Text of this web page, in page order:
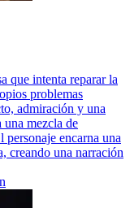
que intenta reparar la
problemas
admiración y una
mezcla de
encarna una
creando una narración